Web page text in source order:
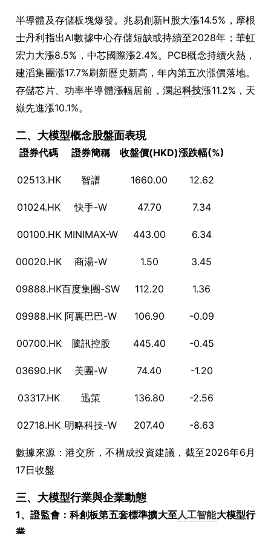
半導體及存儲板塊爆發。兆易創新H股大漲14.5%，摩根
士丹利指出AI數據中心存儲短缺或持續至2028年；華虹
宏力大漲8.5%，中芯國際漲2.4%。PCB概念持續火熱，
建滔集團漲17.7%刷新歷史新高，年內第五次漲價落地。
存儲芯片、功率半導體漲幅居前，瀾起科技漲11.2%，天
嶽先進漲10.1%。
二、大模型概念股盤面表現
證券代碼 證券簡稱 收盤價(HKD)漲跌幅(%)
02513.HK 智譜 1660.00 12.62
01024.HK 快手-W 47.70 7.34
00100.HK MINIMAX-W 443.00 6.34
00020.HK 商湯-W 1.50 3.45
09888.HK百度集團-SW 112.20 1.36
09988.HK 阿裏巴巴-W 106.90 -0.09
00700.HK 騰訊控股 445.40 -0.45
03690.HK 美團-W 74.40 -1.20
03317.HK 迅策 136.80 -2.56
02718.HK 明略科技-W 207.40 -8.63
數據來源：港交所，不構成投資建議，截至2026年6月
17日收盤
三、大模型行業與企業動態
1、證監會：科創板第五套標準擴大至人工智能大模型行